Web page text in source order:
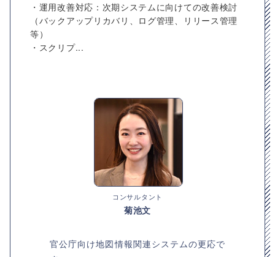
・運用改善対応：次期システムに向けての改善検討
（バックアップリカバリ、ログ管理、リリース管理
等）
・スクリプ...
コンサルタント
菊池文
官公庁向け地図情報関連システムの更応で